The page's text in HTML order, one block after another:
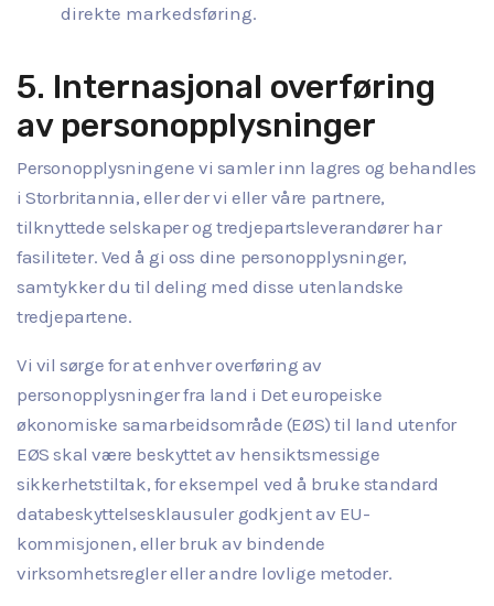
direkte markedsføring.
5. Internasjonal overføring
av personopplysninger
Personopplysningene vi samler inn lagres og behandles
i Storbritannia, eller der vi eller våre partnere,
tilknyttede selskaper og tredjepartsleverandører har
fasiliteter. Ved å gi oss dine personopplysninger,
samtykker du til deling med disse utenlandske
tredjepartene.
Vi vil sørge for at enhver overføring av
personopplysninger fra land i Det europeiske
økonomiske samarbeidsområde (EØS) til land utenfor
EØS skal være beskyttet av hensiktsmessige
sikkerhetstiltak, for eksempel ved å bruke standard
databeskyttelsesklausuler godkjent av EU-
kommisjonen, eller bruk av bindende
virksomhetsregler eller andre lovlige metoder.